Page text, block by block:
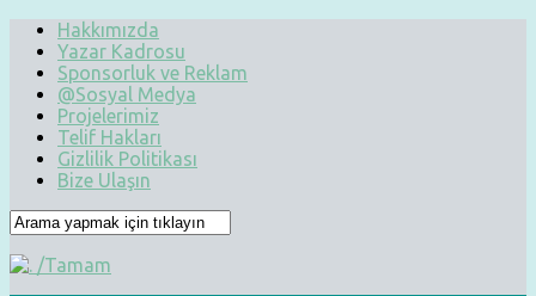
Hakkımızda
Yazar Kadrosu
Sponsorluk ve Reklam
@Sosyal Medya
Projelerimiz
Telif Hakları
Gizlilik Politikası
Bize Ulaşın